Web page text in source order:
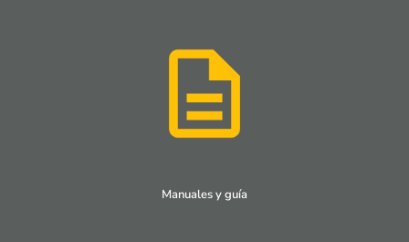
Manuales y guía